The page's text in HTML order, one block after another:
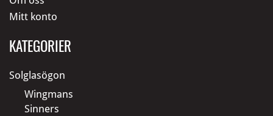
Mitt konto
KATEGORIER
Solglasögon
Wingmans
Sinners